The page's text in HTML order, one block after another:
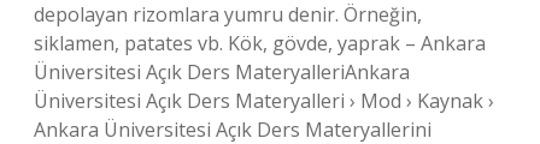
depolayan rizomlara yumru denir. Örneğin,
siklamen, patates vb. Kök, gövde, yaprak – Ankara
Üniversitesi Açık Ders MateryalleriAnkara
Üniversitesi Açık Ders Materyalleri › Mod › Kaynak ›
Ankara Üniversitesi Açık Ders Materyallerini